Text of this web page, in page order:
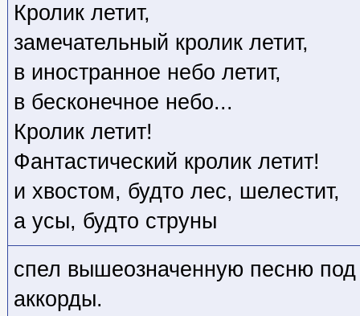
Кролик летит,
замечательный кролик летит,
в иностранное небо летит,
в бесконечное небо...
Кролик летит!
Фантастический кролик летит!
и хвостом, будто лес, шелестит,
а усы, будто струны
спел вышеозначенную песню
аккорды.